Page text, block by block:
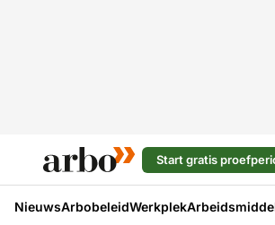
Start gratis
NieuwsArbobeleidWerkplek